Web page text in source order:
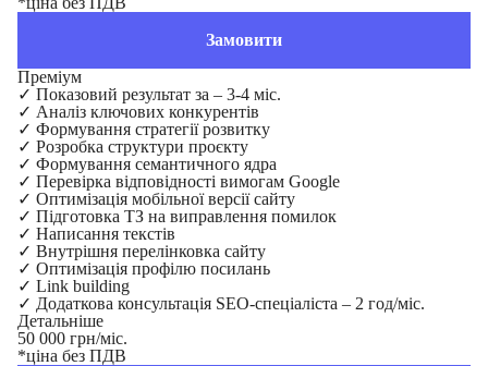
Замовити
Преміум
✓ Показовий результат за – 3-4 міс.
✓ Аналіз ключових конкурентів
✓ Формування стратегії розвитку
✓ Розробка структури проєкту
✓ Формування семантичного ядра
✓ Перевірка відповідності вимогам Google
✓ Оптимізація мобільної версії сайту
✓ Підготовка ТЗ на виправлення помилок
✓ Написання текстів
✓ Внутрішня перелінковка сайту
✓ Оптимізація профілю посилань
✓ Link building
✓ Додаткова консультація SEO-спеціаліста – 2 год/міс.
Детальніше
50 000 грн/міс.
*ціна без ПДВ